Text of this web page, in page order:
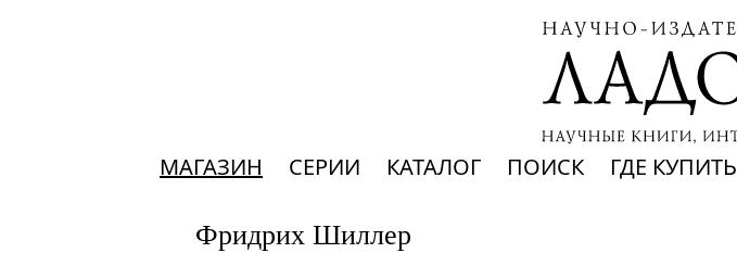
МАГАЗИН СЕРИИ КАТАЛОГ ПОИСК ГДЕ КУПИТЬ
Фридрих Шиллер